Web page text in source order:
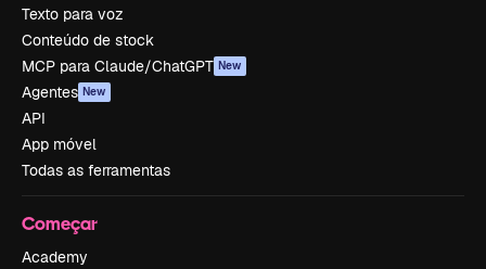
Texto para voz
Conteúdo de stock
MCP para Claude/ChatGPT New
Agentes New
API
App móvel
Todas as ferramentas
Começar
Academy